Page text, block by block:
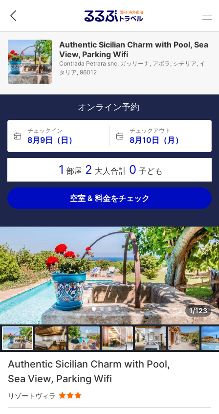
Authentic Sicilian Charm with Pool, Sea
View, Parking Wifi
Contrada Petrara snc, ガッリーナ, アボラ, シチリア, イ
タリア, 96012
オンライン予約
チェックイン
8月9日（日）
チェックアウト
8月10日（月）
1 部屋 2 大人合計 0 子ども
空室 & 料金をチェック
1/123
Authentic Sicilian Charm with Pool,
Sea View, Parking Wifi
リゾートヴィラ